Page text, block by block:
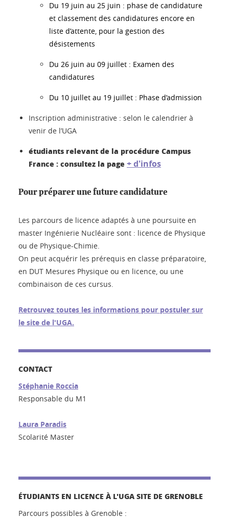
Du 19 juin au 25 juin : phase de candidature
et classement des candidatures encore en
liste d’attente, pour la gestion des
désistements
Du 26 juin au 09 juillet : Examen des
candidatures
Du 10 juillet au 19 juillet : Phase d’admission
Inscription administrative : selon le calendrier à
venir de l’UGA
étudiants relevant de la procédure Campus
France : consultez la page + d'infos
Pour préparer une future candidature
Les parcours de licence adaptés à une poursuite en
master Ingénierie Nucléaire sont : licence de Physique
ou de Physique-Chimie.
On peut acquérir les prérequis en classe préparatoire,
en DUT Mesures Physique ou en licence, ou une
combinaison de ces cursus.
Retrouvez toutes les informations pour postuler sur
le site de l'UGA.
CONTACT
Stéphanie Roccia
Responsable du M1
Laura Paradis
Scolarité Master
ÉTUDIANTS EN LICENCE À L'UGA SITE DE GRENOBLE
Parcours possibles à Grenoble :